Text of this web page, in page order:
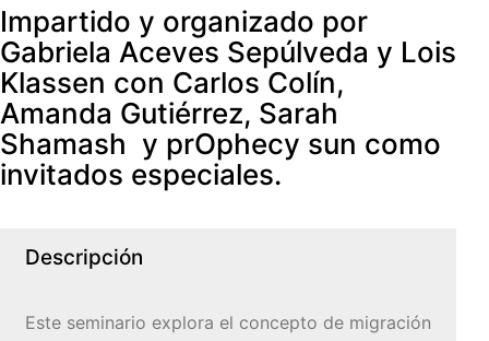
Impartido y organizado por
Gabriela Aceves Sepúlveda y Lois
Klassen con Carlos Colín,
Amanda Gutiérrez, Sarah
Shamash y prOphecy sun como
invitados especiales.
Descripción
Este seminario explora el concepto de migración